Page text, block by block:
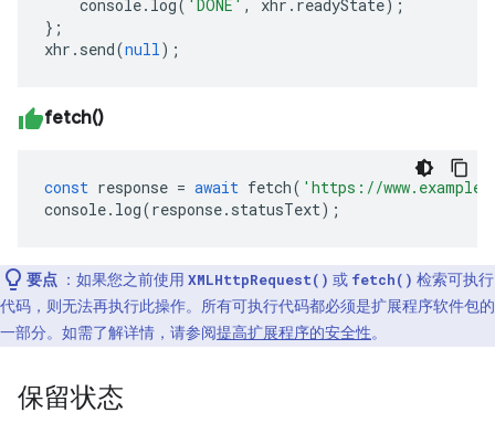
console. log( 'DONE' , xhr . readyState);
};
xhr . send(null );
fetch()
const response = await fetch( 'https://
console. log(response. statusText);
要点 ：如果您之前使用 XMLHttpRequest() 或 fetch() 检索可执行
代码，则无法再执行此操作。所有可执行代码都必须是扩展程序软件包的
一部分。如需了解详情，请参阅提高扩展程序的安全性。
保留状态